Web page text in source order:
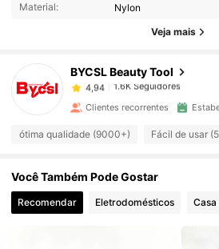
Material: Nylon
Veja mais
BYCSL Beauty Tool
1.6K Seguidores
4,94
1.6K Seguidores
v***n
pago1 dia atrás
4,94 1.6K Seguidores
Clientes recorrentes
ótima qualidade (9000+) Fácil de usar
Você Também Pode Gostar
Recomendar Eletrodomésticos